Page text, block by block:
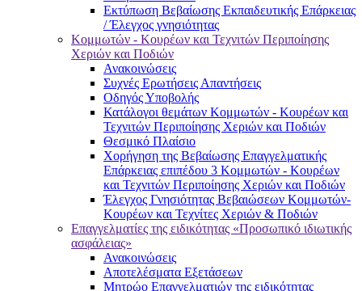
Εκτύπωση Βεβαίωσης Εκπαιδευτικής Επάρκειας
/ Έλεγχος γνησιότητας
Κομμωτών - Κουρέων και Τεχνιτών Περιποίησης
Χεριών και Ποδιών
Ανακοινώσεις
Συχνές Ερωτήσεις Απαντήσεις
Οδηγός Υποβολής
Κατάλογοι θεμάτων Κομμωτών - Κουρέων και
Τεχνιτών Περιποίησης Χεριών και Ποδιών
Θεσμικό Πλαίσιο
Χορήγηση της Βεβαίωσης Επαγγελματικής
Επάρκειας επιπέδου 3 Κομμωτών - Κουρέων
και Τεχνιτών Περιποίησης Χεριών και Ποδιών
Έλεγχος Γνησιότητας Βεβαιώσεων Κομμωτών-
Κουρέων και Τεχνίτες Χεριών & Ποδιών
Επαγγελματίες της ειδικότητας «Προσωπικό ιδιωτικής
ασφάλειας»
Ανακοινώσεις
Αποτελέσματα Εξετάσεων
Μητρώο Επαγγελματιών της ειδικότητας